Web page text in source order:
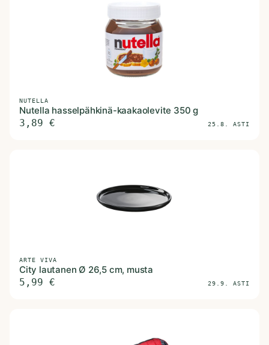
NUTELLA
Nutella hasselpähkinä-kaakaolevite 350 g
3,89 € 25.8. ASTI
ARTE VIVA
City lautanen Ø 26,5 cm, musta
5,99 € 29.9. ASTI